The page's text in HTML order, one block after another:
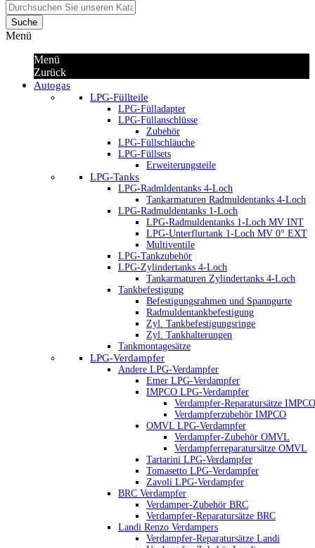
Suche
Menü
Menü
Zurück
Autogas
LPG-Füllteile
LPG-Fülladapter
LPG-Füllanschlüsse
Zubehör
LPG-Füllschläuche
LPG-Füllsets
Erweiterungsteile
LPG-Tanks
LPG-Radmldentanks 4-Loch
Tankarmaturen Radmuldentanks 4-Loch
LPG-Radmuldentanks 1-Loch
LPG-Radmuldentanks 1-Loch MV INT
LPG-Unterflurtank 1-Loch MV 0° EXT
Multiventile
LPG-Tankzubehör
LPG-Zylindertanks 4-Loch
Tankarmaturen Zylindertanks 4-Loch
Tankbefestigung
Befestigungsrahmen und Spanngurte
Radmuldentankbefestigung
Zyl. Tankbefestigungsringe
Zyl. Tankhalterungen
Tankmontagesätze
LPG-Verdampfer
Andere LPG-Verdampfer
Emer LPG-Verdampfer
IMPCO LPG-Verdampfer
Verdampfer-Reparatursätze IMPCO
Verdampferzubehör IMPCO
OMVL LPG-Verdampfer
Verdampfer-Zubehör OMVL
Verdampferreparatursätze OMVL
Tartarini LPG-Verdampfer
Tomasetto LPG-Verdampfer
Zavoli LPG-Verdampfer
BRC Verdampfer
Verdamper-Zubehör BRC
Verdampfer-Reparatursätze BRC
Landi Renzo Verdampers
Verdampfer-Reparatursätze Landi